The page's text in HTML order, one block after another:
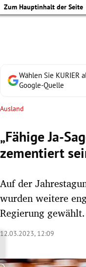
Zum Hauptinhalt der Seite
Untermenü
Untermenü
Wählen Sie KURIER
Google-Quelle
Ausland
„Fähige Ja-
zementiert
Auf der
wurden weitere
Regierung gewählt.
12.03.2023, 12:09